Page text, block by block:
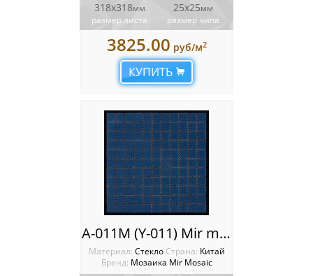
318x318мм
размер листа
25х25мм
размер чипа
3825.00 руб/м2
КУПИТЬ
A-011M (Y-011) Mir mosaic
Материал: Стекло Cтрана: Китай
Бренд: Мозаика Mir Mosaic